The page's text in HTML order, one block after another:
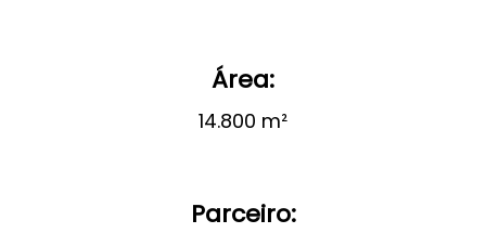
Área:
14.800 m²
Parceiro: